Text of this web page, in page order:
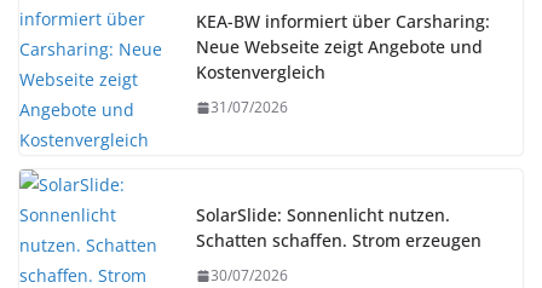
KEA-BW informiert über Carsharing:
Neue Webseite zeigt Angebote und
Kostenvergleich
31/07/2026
SolarSlide: Sonnenlicht nutzen.
Schatten schaffen. Strom erzeugen
30/07/2026